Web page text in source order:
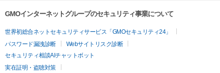
GMOインターネットグループのセキュリティ事業について
世界初総合ネットセキュリティサービス「GMOセキュリティ24」
パスワード漏洩診断
Webサイトリスク診断
セキュリティ相談AIチャットボット
実在証明・盗聴対策